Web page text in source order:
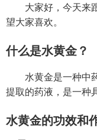
大家好，今天来
望大家喜欢。
什么是水黄金？
水黄金是一种中
提取的药液，是一种
水黄金的功效和